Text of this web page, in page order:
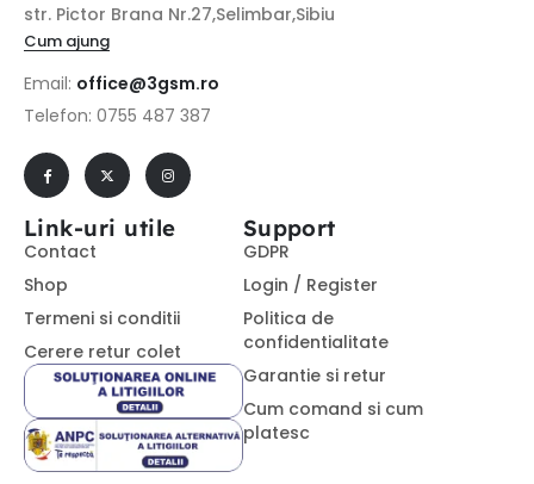
str. Pictor Brana Nr.27,Selimbar,Sibiu
Cum ajung
Email: office@3gsm.ro
Telefon: 0755 487 387
Link-uri utile
Contact
Shop
Termeni si conditii
Cerere retur colet
Support
GDPR
Login / Register
Politica de
confidentialitate
Garantie si retur
Cum comand si cum
platesc